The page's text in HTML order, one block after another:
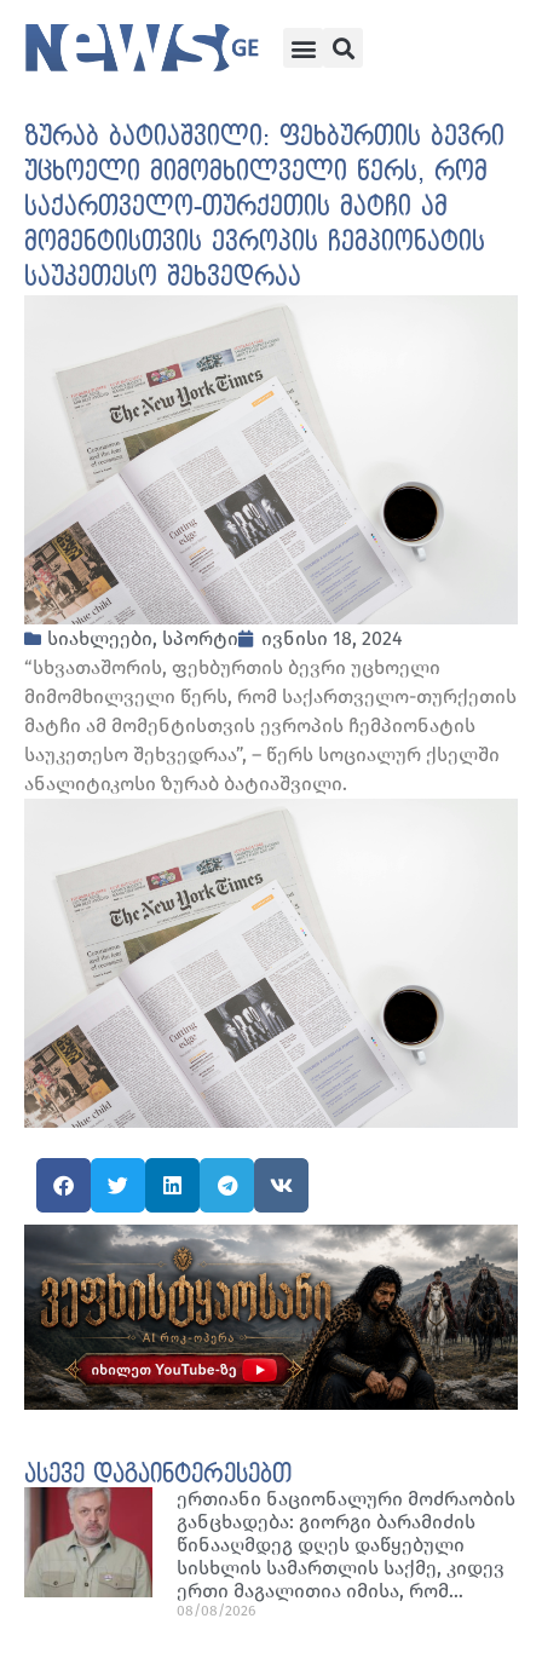
ზურაბ ბატიაშვილი: ფეხბურთის ბევრი
უცხოელი მიმომხილველი წერს, რომ
საქართველო-თურქეთის მატჩი ამ
მომენტისთვის ევროპის ჩემპიონატის
საუკეთესო შეხვედრაა
სიახლეები, სპორტი
ივნისი 18, 2024
“სხვათაშორის, ფეხბურთის ბევრი უცხოელი
მიმომხილველი წერს, რომ საქართველო-თურქეთის
მატჩი ამ მომენტისთვის ევროპის ჩემპიონატის
საუკეთესო შეხვედრაა”, – წერს სოციალურ ქსელში
ანალიტიკოსი ზურაბ ბატიაშვილი.
ასევე დაგაინტერესებთ
ერთიანი ნაციონალური მოძრაობის
განცხადება: გიორგი ბარამიძის
წინააღმდეგ დღეს დაწყებული
სისხლის სამართლის საქმე, კიდევ
ერთი მაგალითია იმისა, რომ…
08/08/2026